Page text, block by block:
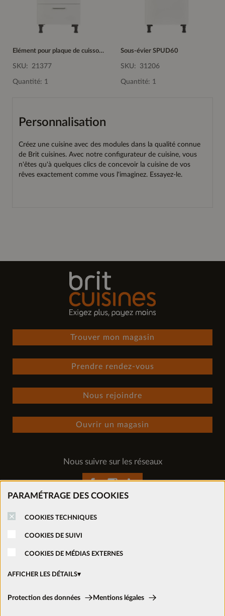
PARAMÉTRAGE DES COOKIES
COOKIES TECHNIQUES
COOKIES DE SUIVI
COOKIES DE MÉDIAS EXTERNES
AFFICHER LES DÉTAILS
Cookies techniques:
Protection des données Mentions légales
Elément pour plaque de cuisson KS2A60
SKU: 21377
Quantité: 1
Sous-évier SPUD60
SKU: 31206
Quantité: 1
Personnalisation
Créez une cuisine avec des modules dans la qualité connue
de Brit cuisines. Avec notre configurateur de cuisine, vous
n'êtes qu'à quelques clics de concevoir la cuisine de vos
rêves exactement comme vous l'imaginez. Essayez-le.
Trouver mon magasin
Prendre rendez-vous
Nous rejoindre
Ouvrir un magasin
Nous suivre sur les réseaux